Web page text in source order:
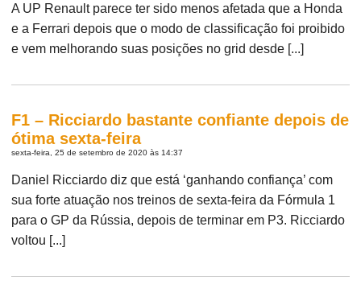
A UP Renault parece ter sido menos afetada que a Honda
e a Ferrari depois que o modo de classificação foi proibido
e vem melhorando suas posições no grid desde [...]
F1 – Ricciardo bastante confiante depois de
ótima sexta-feira
sexta-feira, 25 de setembro de 2020 às 14:37
Daniel Ricciardo diz que está ‘ganhando confiança’ com
sua forte atuação nos treinos de sexta-feira da Fórmula 1
para o GP da Rússia, depois de terminar em P3. Ricciardo
voltou [...]